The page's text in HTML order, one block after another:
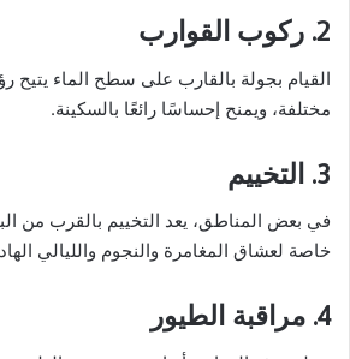
2. ركوب القوارب
القيام بجولة بالقارب على سطح الماء يتيح
مختلفة، ويمنح إحساسًا رائعًا بالسكينة.
3. التخييم
في بعض المناطق، يعد التخييم بالقرب من
خاصة لعشاق المغامرة والنجوم والليالي
4. مراقبة الطيور